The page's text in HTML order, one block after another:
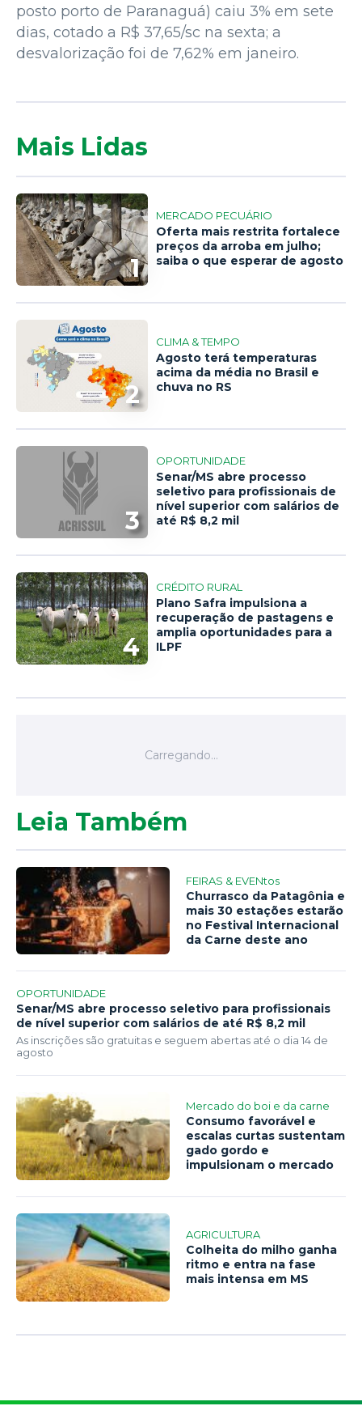
posto porto de Paranaguá) caiu 3% em sete
dias, cotado a R$ 37,65/sc na sexta; a
desvalorização foi de 7,62% em janeiro.
Mais Lidas
1
MERCADO PECUÁRIO
Oferta mais restrita fortalece
preços da arroba em julho;
saiba o que esperar de agosto
2
CLIMA & TEMPO
Agosto terá temperaturas
acima da média no Brasil e
chuva no RS
3
OPORTUNIDADE
Senar/MS abre processo
seletivo para profissionais de
nível superior com salários de
até R$ 8,2 mil
4
CRÉDITO RURAL
Plano Safra impulsiona a
recuperação de pastagens e
amplia oportunidades para a
ILPF
Leia Também
FEIRAS & EVENtos
Churrasco da Patagônia e
mais 30 estações estarão
no Festival Internacional
da Carne deste ano
OPORTUNIDADE
Senar/MS abre processo seletivo para profissionais
de nível superior com salários de até R$ 8,2 mil
As inscrições são gratuitas e seguem abertas até o dia 14 de
agosto
Mercado do boi e da carne
Consumo favorável e
escalas curtas sustentam
gado gordo e
impulsionam o mercado
AGRICULTURA
Colheita do milho ganha
ritmo e entra na fase
mais intensa em MS